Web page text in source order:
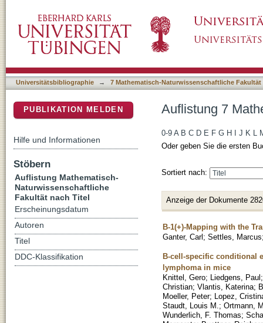
Universitätsbibliographie → 7 Mathematisch-Naturwissenschaftliche Fakultät
Auflistung 7
0-9 A B C D E F G H J K L
Oder geben Sie die ersten
Sortiert nach:
Anzeige der Dokumente
B-1(+)-Mapping with the
Ganter, Carl; Settles, Marcus
B-cell-specific conditional
lymphoma in mice
Knittel, Gero; Liedgens, Paul
Christian; Vlantis, Katerina;
Moeller, Peter; Lopez,
Staudt, Louis M. ; Ortmann,
Wunderlich, F. Thomas;
PUBLIKATION MELDEN
Hilfe und Informationen
Stöbern
Auflistung Mathematisch-
Naturwissenschaftliche
Fakultät nach Titel
Erscheinungsdatum
Autoren
Titel
DDC-Klassifikation